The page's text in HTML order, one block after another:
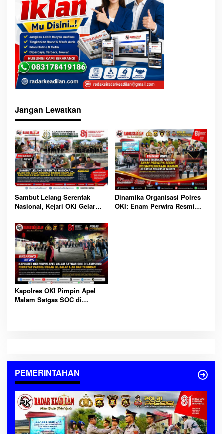
Jangan Lewatkan
Sambut Lelang Serentak
Nasional, Kejari OKI Gelar
dan Edukasi Masyarakat di
CFD Kayuagung
Dinamika Organisasi Polres
OKI: Enam Perwira Resmi
Kapolres OKI Pimpin Apel
Malam Satgas SOC di
PEMERINTAHAN